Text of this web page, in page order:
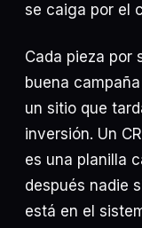
se caiga por el
Cada pieza por
buena
un sitio que
inversión. Un
es una planilla
después nadie
está en el